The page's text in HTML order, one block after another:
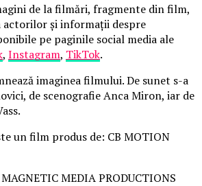
de la filmări, fragmente din film,
actorilor și informații despre
pe paginile social media ale
, Instagram, TikTok.
imaginea filmului. De sunet s-a
de scenografie Anca Miron, iar de
un film produs de: CB MOTION
MEDIA PRODUCTIONS